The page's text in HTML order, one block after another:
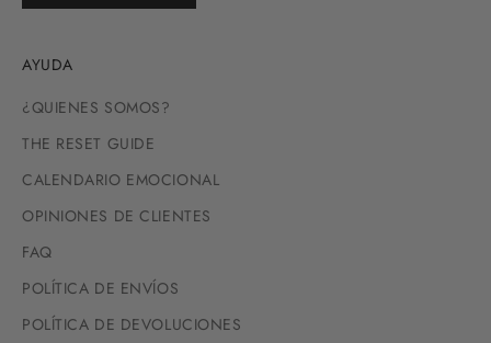
AYUDA
¿QUIENES SOMOS?
THE RESET GUIDE
CALENDARIO EMOCIONAL
OPINIONES DE CLIENTES
FAQ
POLÍTICA DE ENVÍOS
POLÍTICA DE DEVOLUCIONES